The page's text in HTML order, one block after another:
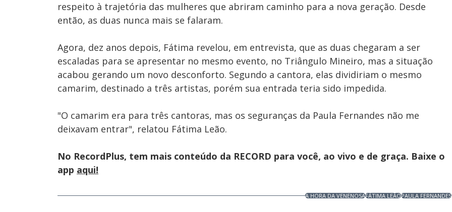
respeito à trajetória das mulheres que abriram caminho para a nova geração. Desde
então, as duas nunca mais se falaram.
Agora, dez anos depois, Fátima revelou, em entrevista, que as duas chegaram a ser
escaladas para se apresentar no mesmo evento, no Triângulo Mineiro, mas a situação
acabou gerando um novo desconforto. Segundo a cantora, elas dividiriam o mesmo
camarim, destinado a três artistas, porém sua entrada teria sido impedida.
"O camarim era para três cantoras, mas os seguranças da Paula Fernandes não me
deixavam entrar", relatou Fátima Leão.
No RecordPlus, tem mais conteúdo da RECORD para você, ao vivo e de graça. Baixe o
app aqui!
A HORA DA VENENOSAFÁTIMA LEÃOPAULA FERNANDES